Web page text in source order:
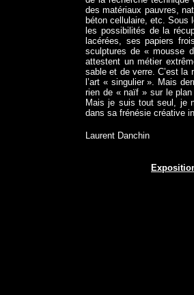
des matériaux pauvres,
béton cellulaire, etc. Sous
les possibilités de la
lacérées, ses papiers
sculptures de « mousse
attestent un métier
sable et de verre. C’est la
l’art « singulier ». Mais
rien de « naïf » sur le
Mais je suis tout seul, je
dans sa frénésie créative
Laurent Danchin